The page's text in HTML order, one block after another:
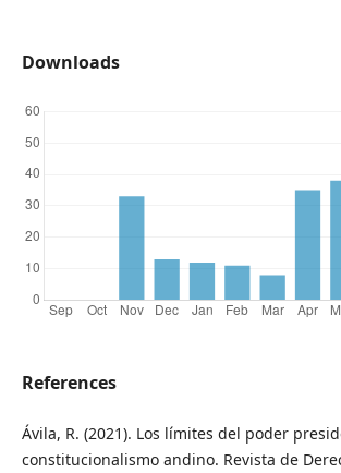
Downloads
References
Ávila, R. (2021). Los límites del poder
constitucionalismo andino. Revista de